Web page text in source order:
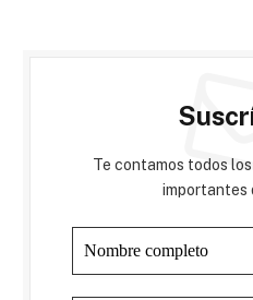
Te contamos todos
importantes